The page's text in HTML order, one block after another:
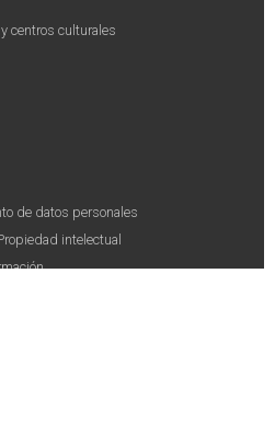
centros culturales
de datos personales
intelectual